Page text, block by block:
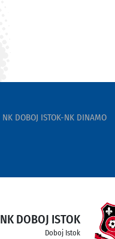
NK DOBOJ ISTOK-NK DINAMO
NK DOBOJ ISTOK
Doboj Istok